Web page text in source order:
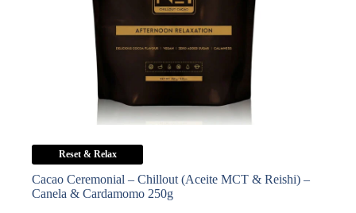
Reset & Relax
Cacao Ceremonial – Chillout (Aceite MCT & Reishi) –
Canela & Cardamomo 250g